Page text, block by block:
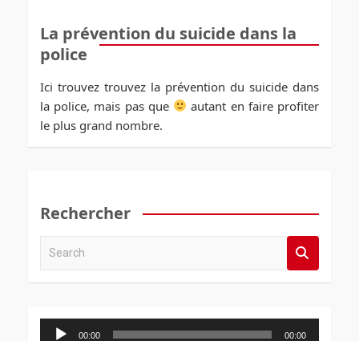
La prévention du suicide dans la
police
Ici trouvez trouvez la prévention du suicide dans
la police, mais pas que
autant en faire profiter
le plus grand nombre.
Rechercher
a
cLecteur
00:00 00:00